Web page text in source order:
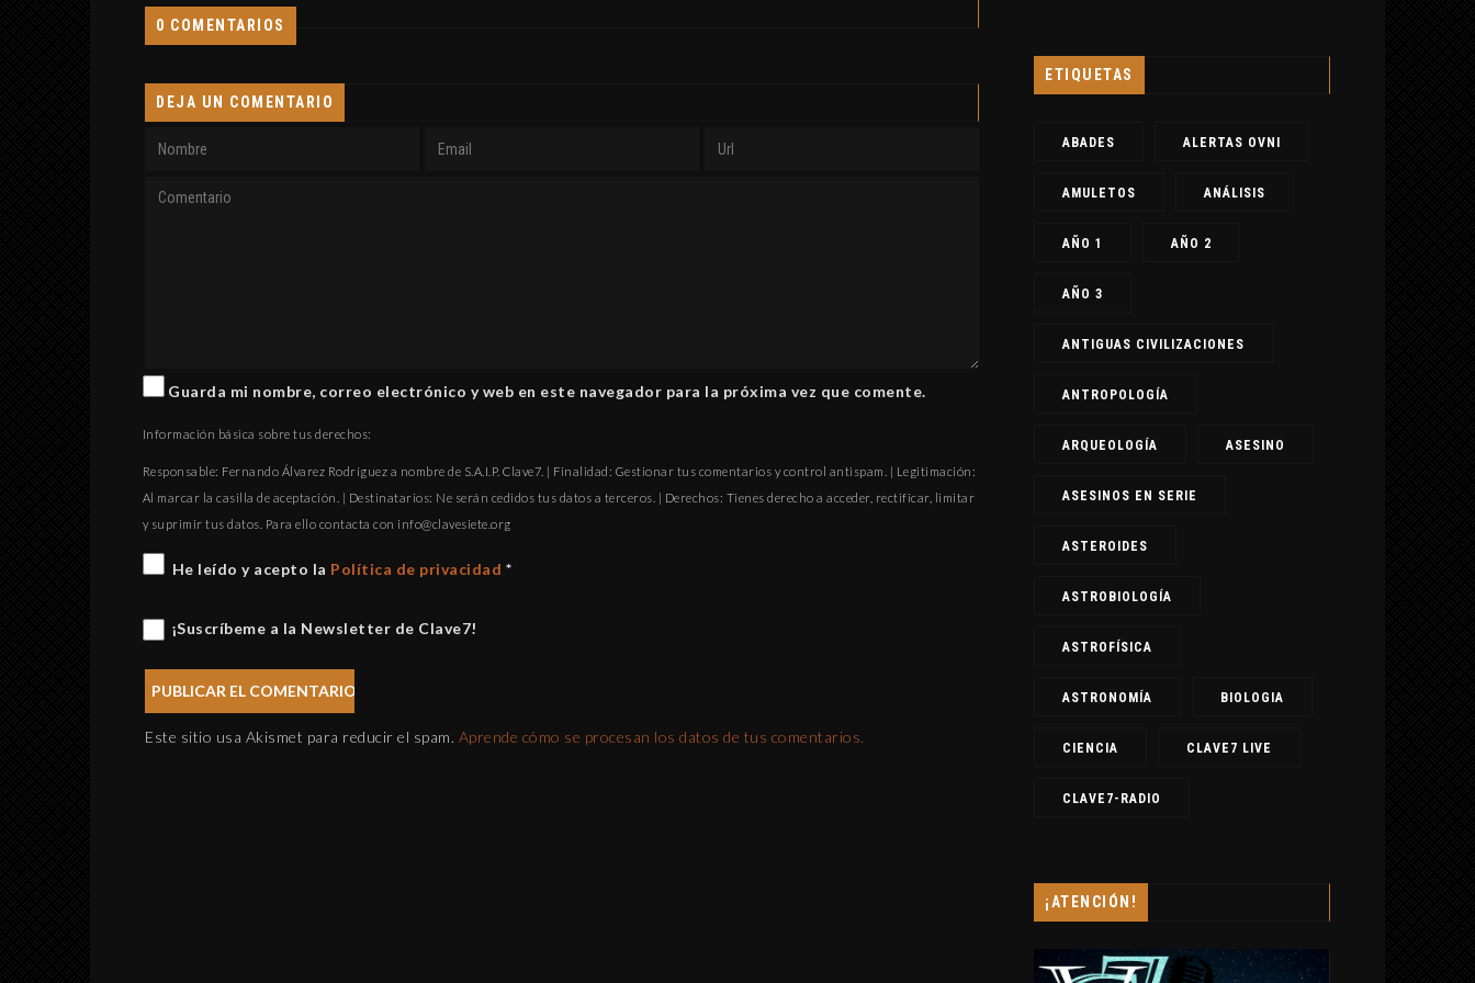
0 COMENTARIOS
DEJA UN COMENTARIO
Guarda mi nombre, correo electrónico y web en este navegador para la próxima vez que comente.
Información básica sobre tus derechos:
Responsable: Fernando Álvarez Rodríguez a nombre de S.A.I.P. Clave7. | Finalidad: Gestionar tus comentarios y control antispam. | Legitimación:
Al marcar la casilla de aceptación. | Destinatarios: Ne serán cedidos tus datos a terceros. | Derechos: Tienes derecho a acceder, rectificar, limitar
y suprimir tus datos. Para ello contacta con gro.eteisevalc@ofni
He leído y acepto la Política de privacidad *
¡Suscríbeme a la Newsletter de Clave7!
Este sitio usa Akismet para reducir el spam. Aprende cómo se procesan los datos de tus comentarios.
ETIQUETAS
ABADES ALERTAS OVNI
AMULETOS ANÁLISIS
AÑO 1 AÑO 2
AÑO 3
ANTIGUAS CIVILIZACIONES
ANTROPOLOGÍA
ARQUEOLOGÍA ASESINO
ASESINOS EN SERIE
ASTEROIDES
ASTROBIOLOGÍA
ASTROFÍSICA
ASTRONOMÍA BIOLOGIA
CIENCIA CLAVE7 LIVE
CLAVE7-RADIO
¡ATENCIÓN!